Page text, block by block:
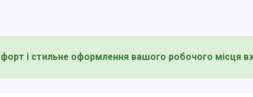
і стильне оформлення вашого робочого місця